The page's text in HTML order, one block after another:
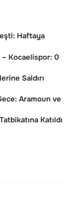
Haftaya
Kocaelispor: 0
Saldırı
Aramoun ve
Katıldı